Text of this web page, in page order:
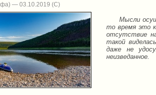
— 03.10.2019
Мысли
то время это
отсутствие
такой
даже не
неизведанное.